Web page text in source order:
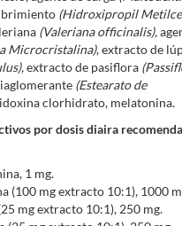
por sus efectos sedantes.
ansiedad nerviosa y para
personas que sufren por la
dolor en el cuerpo. Tiene un
que los resultados de
de esta hierba son similares
el Valium. La gran
crea dependencia.
(Hidroxipropil
(Valeriana officinalis),
Microcristalina), extracto de
extracto de pasiflora
(Estearato de
clorhidrato, melatonina.
por dosis diaira
1 mg.
(100 mg extracto 10:1), 1000
mg extracto 10:1), 250 mg.